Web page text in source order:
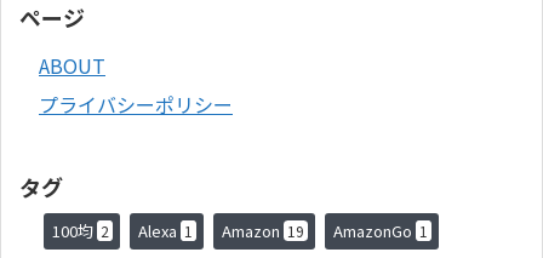
ページ
ABOUT
プライバシーポリシー
タグ
100均 2 Alexa 1 Amazon 19 AmazonGo 1